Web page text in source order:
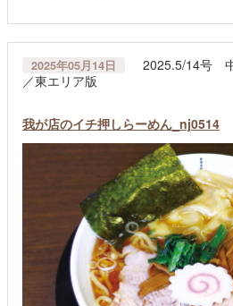
2025年05月14日
2025.5/14号
／東エリア版
我が店のイチ押しらーめん_nj0514